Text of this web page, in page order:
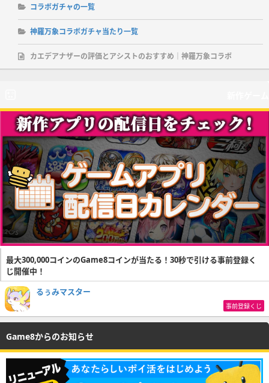
コラボガチャの一覧
神羅万象コラボガチャ当たり一覧
カエデアナザーの評価とアシストのおすすめ｜神羅万象コラボ
最大300,000コインのGame8コインが当たる！30秒で引ける事前登録く
じ開催中！
るぅみマスター
事前登録くじ
Game8からのお知らせ